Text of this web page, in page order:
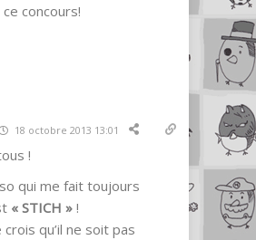
concours!
18 octobre 2013 13:01
!
qui me fait toujours
« STICH » !
qu’il ne soit pas